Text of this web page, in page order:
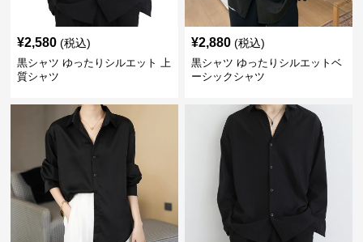
¥2,580 (税込)
黒シャツ ゆったりシルエット 上
質シャツ
¥2,880 (税込)
黒シャツ ゆったりシルエットベ
ーシックシャツ